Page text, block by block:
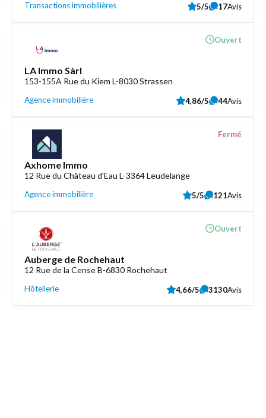
Transactions immobilières 5/5 17Avis
LA Immo Sàrl
153-155A Rue du Kiem L-8030 Strassen
Agence immobilière
Ouvert
4,86/5 44Avis
Axhome Immo
12 Rue du Château d'Eau L-3364 Leudelange
Agence immobilière
Fermé
5/5 121Avis
Auberge de Rochehaut
12 Rue de la Cense B-6830 Rochehaut
Hôtellerie
Ouvert
4,66/5 3130Avis